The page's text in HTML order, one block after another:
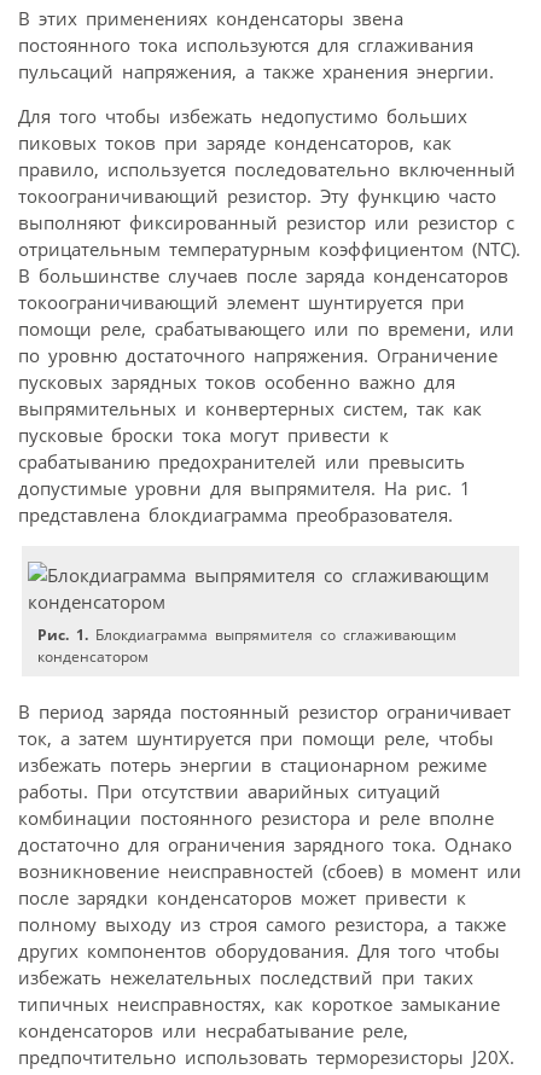
В этих применениях конденсаторы звена
постоянного тока используются для сглаживания
пульсаций напряжения, а также хранения энергии.
Для того чтобы избежать недопустимо больших
пиковых токов при заряде конденсаторов, как
правило, используется последовательно включенный
токоограничивающий резистор. Эту функцию часто
выполняют фиксированный резистор или резистор с
отрицательным температурным коэффициентом (NTC).
В большинстве случаев после заряда конденсаторов
токоограничивающий элемент шунтируется при
помощи реле, срабатывающего или по времени, или
по уровню достаточного напряжения. Ограничение
пусковых зарядных токов особенно важно для
выпрямительных и конвертерных систем, так как
пусковые броски тока могут привести к
срабатыванию предохранителей или превысить
допустимые уровни для выпрямителя. На рис. 1
представлена блокдиаграмма преобразователя.
Рис. 1. Блокдиаграмма выпрямителя со сглаживающим
конденсатором
В период заряда постоянный резистор ограничивает
ток, а затем шунтируется при помощи реле, чтобы
избежать потерь энергии в стационарном режиме
работы. При отсутствии аварийных ситуаций
комбинации постоянного резистора и реле вполне
достаточно для ограничения зарядного тока. Однако
возникновение неисправностей (сбоев) в момент или
после зарядки конденсаторов может привести к
полному выходу из строя самого резистора, а также
других компонентов оборудования. Для того чтобы
избежать нежелательных последствий при таких
типичных неисправностях, как короткое замыкание
конденсаторов или несрабатывание реле,
предпочтительно использовать терморезисторы J20X.